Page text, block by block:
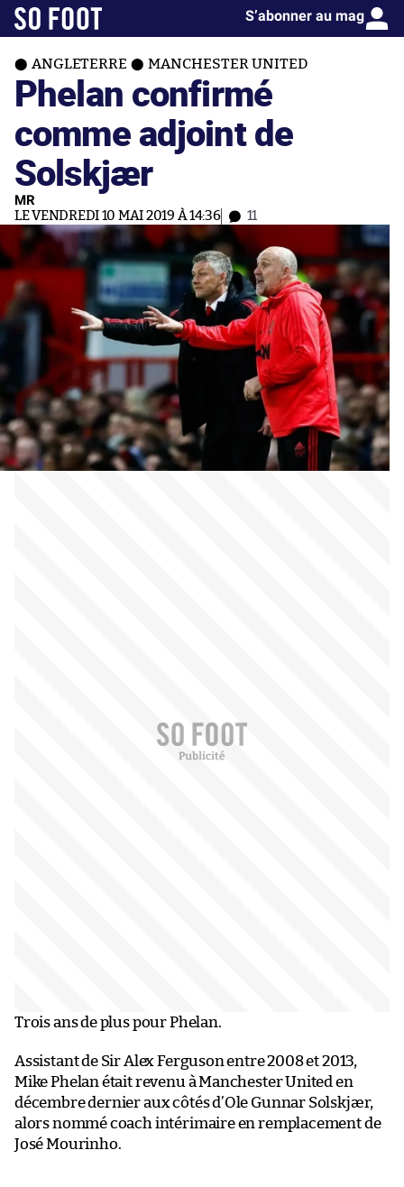
S’abonner au mag
ANGLETERRE MANCHESTER UNITED
Phelan confirmé
comme adjoint de
Solskjær
MR
LE VENDREDI 10 MAI 2019 À 14:36 11
Trois ans de plus pour Phelan.
Assistant de Sir Alex Ferguson entre 2008 et 2013,
Mike Phelan était revenu à Manchester United en
décembre dernier aux côtés d’Ole Gunnar Solskjær,
alors nommé coach intérimaire en remplacement de
José Mourinho.